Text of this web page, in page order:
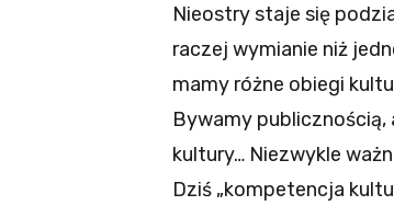
Nieostry staje się
raczej wymianie niż
mamy różne obiegi
Bywamy publicznością,
kultury… Niezwykle
Dziś „kompetencja